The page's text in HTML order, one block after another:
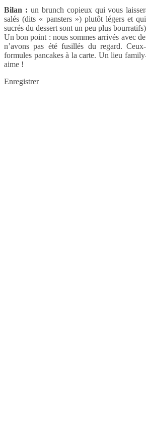
Bilan : un brunch copieux qui vous
salés (dits « pansters ») plutôt légers et
sucrés du dessert sont un peu plus
Un bon point : nous sommes arrivés avec
n’avons pas été fusillés du regard.
formules pancakes à la carte. Un lieu
aime !
Enregistrer